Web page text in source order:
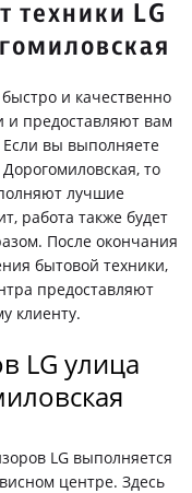
техники LG
и качественно
предоставляют вам
вы выполняете
то
лучшие
работа также будет
После окончания
бытовой техники,
предоставляют
клиенту.
LG улица
LG выполняется
центре. Здесь